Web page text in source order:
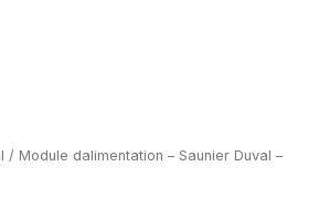
/ Module dalimentation – Saunier Duval –